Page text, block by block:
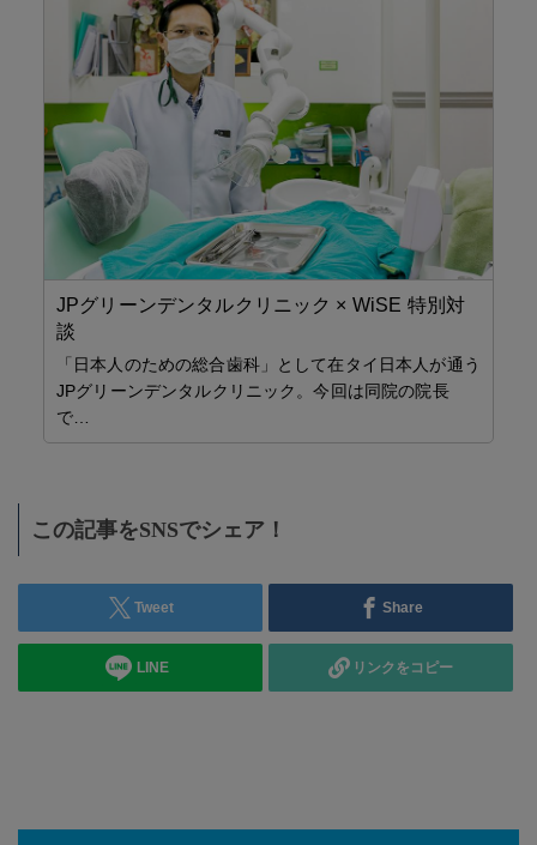
JPグリーンデンタルクリニック × WiSE 特別対
談
「日本人のための総合歯科」として在タイ日本人が通う
JPグリーンデンタルクリニック。今回は同院の院長
で…
この記事をSNSでシェア！
Tweet Share
LINE リンクをコピー